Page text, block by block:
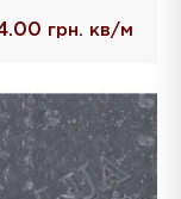
грн. кв/м